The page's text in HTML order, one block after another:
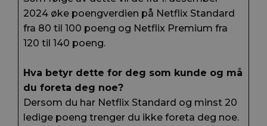
2024 øke poengverdien på Netflix Standard
fra 80 til 100 poeng og Netflix Premium fra
120 til 140 poeng.
Hva betyr dette for deg som kunde og må
du foreta deg noe?
Dersom du har Netflix Standard og minst 20
ledige poeng trenger du ikke foreta deg noe.